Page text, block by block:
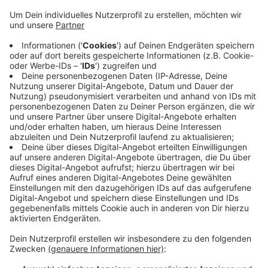
Anzeige
Die Borussia wartet seit vier Ligaspielen auf einen
Sieg. Anstoß in Hoffenheim ist am Samstag (18.12.)
um 15:30 Uhr. Der 1. FC Köln spielt erst am
Sonntagabend (19.12.) zuhause gegen den VfB
Stuttgart. Los geht es um 17:30 Uhr. Fortuna
Düsseldorf verlor am Freitagabend (17.12.) in der
zweiten Fußball-Bundesliga zuhause gegen den SV
Sandhausen mit 0:1.
Anzeige